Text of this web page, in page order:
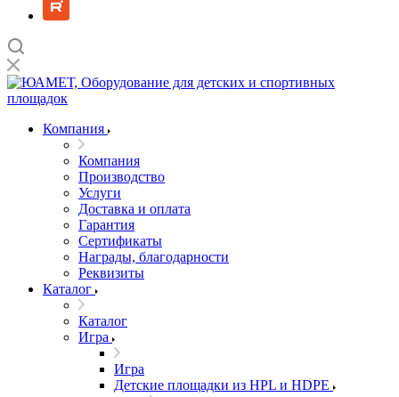
Компания
Компания
Производство
Услуги
Доставка и оплата
Гарантия
Сертификаты
Награды, благодарности
Реквизиты
Каталог
Каталог
Игра
Игра
Детские площадки из HPL и HDPE